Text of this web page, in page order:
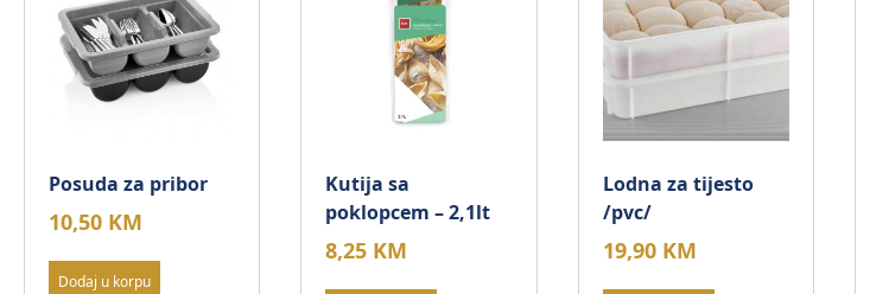
Posuda za pribor
10,50 KM
Dodaj u korpu
Kutija sa
poklopcem – 2,1lt
8,25 KM
Lodna za tijesto
/pvc/
19,90 KM